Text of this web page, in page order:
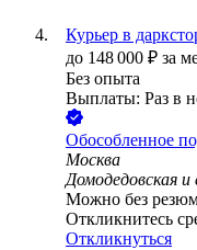
Курьер в
до 148 000 ₽ за
Без опыта
Выплаты: Раз в
Обособленное
Москва
Домодедовская и
Можно без
Откликнитесь
Откликнуться